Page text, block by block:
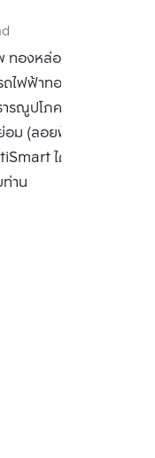
งหล่อ 10) ห่างจาก
ไฟฟ้าทองหล่อ คอนโด
ณูปโภคครบครัน สระ
ม (ลอยฟ้า) ได้แก่ ซื้อ
ได้ทันที เพื่อให้
าน